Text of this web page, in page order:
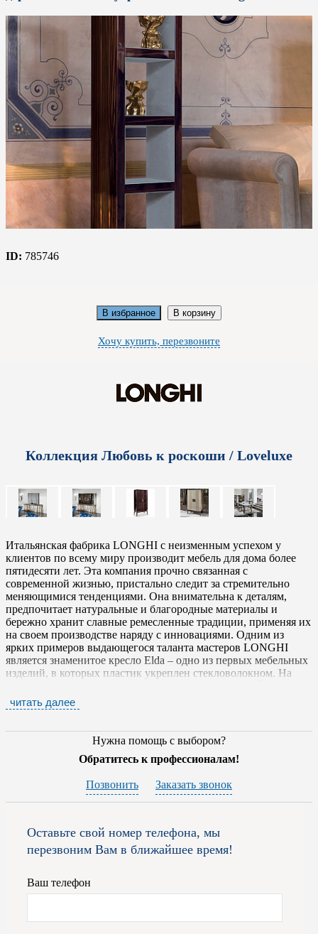
ID: 785746
В избранное В корзину
Хочу купить, перезвоните
Коллекция Любовь к роскоши / Loveluxe
Итальянская фабрика LONGHI с неизменным успехом у
клиентов по всему миру производит мебель для дома более
пятидесяти лет. Эта компания прочно связанная с
современной жизнью, пристально следит за стремительно
меняющимися тенденциями. Она внимательна к деталям,
предпочитает натуральные и благородные материалы и
бережно хранит славные ремесленные традиции, применяя их
на своем производстве наряду с инновациями. Одним из
ярких примеров выдающегося таланта мастеров LONGHI
является знаменитое кресло Elda – одно из первых мебельных
изделий, в которых пластик укреплен стекловолокном. На
парижском Лувре Elda признано эталоном дизайна,
мебельного искусства и энтузиазма конструкторов.
Продукция компании удивительно многообразна и
коммерческих объектов. В каталогах бренда представлены:
диваны, кресла и стулья;
журнальные столики и обеденные и письменные столы;
шкафы, гардеробные, комоды, стеллажи и библиотеки;
двери и межкомнатные перегородки.
Специалисты фабрики LONGHI работают только с самыми
эксклюзивными, натуральными сортами древесины, а так же с
читать далее
Нужна помощь с выбором?
Обратитесь к профессионалам!
Позвонить Заказать звонок
Оставьте свой номер телефона, мы
перезвоним Вам в ближайшее время!
Ваш телефон